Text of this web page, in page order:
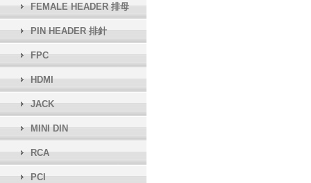
FEMALE HEADER 排母
PIN HEADER 排針
FPC
HDMI
JACK
MINI DIN
RCA
PCI